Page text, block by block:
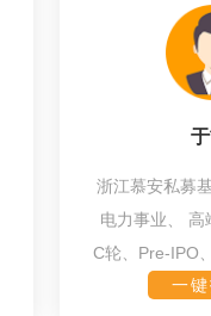
浙江慕安私募
电力事业、 高
造、
新能
C轮、Pre-IPO
一